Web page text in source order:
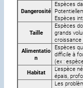
Dangerosité
Espèces
Espèces
Taille
Espèces
grands
croissance
Alimentatio
n
Espèces
difficile à
(ex :
Habitat
L’espèce
épais,
Les